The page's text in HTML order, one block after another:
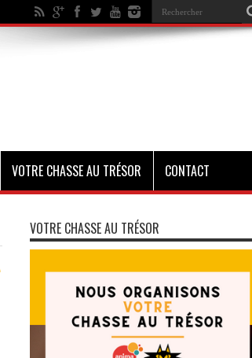
VOTRE CHASSE AU TRÉSOR CONTACT
VOTRE CHASSE AU TRÉSOR